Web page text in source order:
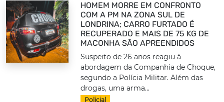
HOMEM MORRE EM CONFRONTO
COM A PM NA ZONA SUL DE
LONDRINA; CARRO FURTADO É
RECUPERADO E MAIS DE 75 KG DE
MACONHA SÃO APREENDIDOS
Suspeito de 26 anos reagiu à
abordagem da Companhia de Choque,
segundo a Polícia Militar. Além das
drogas, uma arma...
Policial